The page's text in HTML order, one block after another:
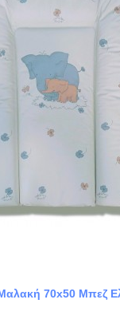
70x50 Μπεζ